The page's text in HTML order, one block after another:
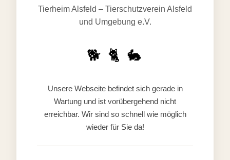
Tierheim Alsfeld – Tierschutzverein Alsfeld
und Umgebung e.V.
🐕 🐈 🐇
Unsere Webseite befindet sich gerade in
Wartung und ist vorübergehend nicht
erreichbar. Wir sind so schnell wie möglich
wieder für Sie da!